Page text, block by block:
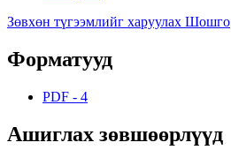
Зөвхөн түгээмлийг харуулах Шошго
Форматууд
PDF - 4
Ашиглах зөвшөөрлүүд